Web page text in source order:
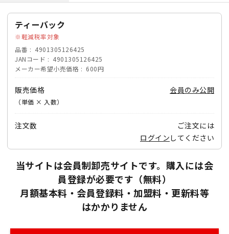
ティーバック
軽減税率対象
品番
4901305126425
JANコード
4901305126425
メーカー希望小売価格
600円
販売価格
（単価 × 入数）
会員のみ公開
注文数
ご注文には
ログイン してください
当サイトは会員制卸売サイトです。購入には会
員登録が必要です（無料）
月額基本料・会員登録料・加盟料・更新料等
はかかりません